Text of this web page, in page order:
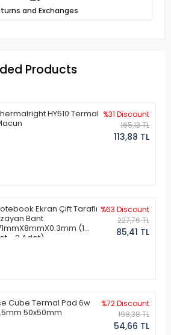
and Exchanges
Products
HY510 Termal %31 Discount
165,13 TL
113,88 TL
Ekran Çift Taraflı
Bant
(1
- 2 Adet)
%63 Discount
227,76 TL
85,41 TL
Cube Termal Pad 6w
50x50mm
%72 Discount
198,38 TL
54,66 TL